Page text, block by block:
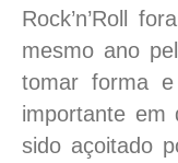
Rock’n’Roll
mesmo ano
tomar forma e
importante em
sido açoitado